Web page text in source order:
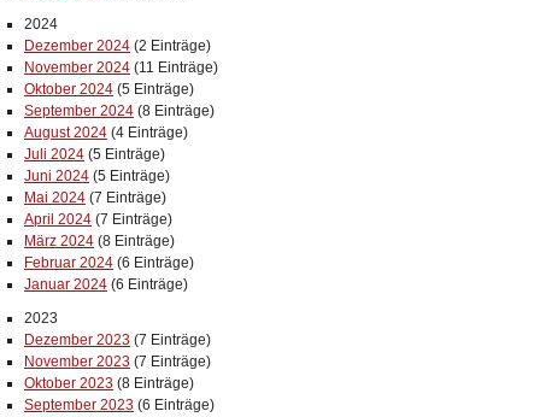
2024
Dezember 2024 (2 Einträge)
November 2024 (11 Einträge)
Oktober 2024 (5 Einträge)
September 2024 (8 Einträge)
August 2024 (4 Einträge)
Juli 2024 (5 Einträge)
Juni 2024 (5 Einträge)
Mai 2024 (7 Einträge)
April 2024 (7 Einträge)
März 2024 (8 Einträge)
Februar 2024 (6 Einträge)
Januar 2024 (6 Einträge)
2023
Dezember 2023 (7 Einträge)
November 2023 (7 Einträge)
Oktober 2023 (8 Einträge)
September 2023 (6 Einträge)